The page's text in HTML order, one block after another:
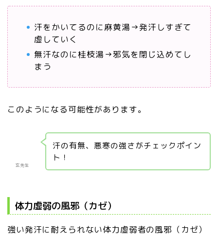
汗をかいてるのに麻黄湯→発汗しすぎて
虚していく
無汗なのに桂枝湯→邪気を閉じ込めてし
まう
このようになる可能性があります。
玄先生
汗の有無、悪寒の強さがチェックポイン
ト！
体力虚弱の風邪（カゼ）
強い発汗に耐えられない体力虚弱者の風邪（カゼ）